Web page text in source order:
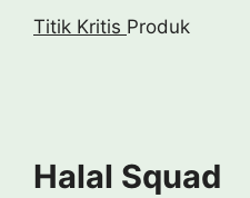
Titik Kritis Produk
Halal Squad